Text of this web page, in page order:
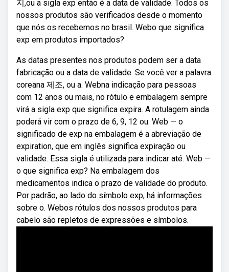
지,ou a sigla exp então é a data de validade. Todos os
nossos produtos são verificados desde o momento
que nós os recebemos no brasil. Webo que significa
exp em produtos importados?
As datas presentes nos produtos podem ser a data
fabricação ou a data de validade. Se você ver a palavra
coreana 제조, ou a. Webna indicação para pessoas
com 12 anos ou mais, no rótulo e embalagem sempre
virá a sigla exp que significa expira. A rotulagem ainda
poderá vir com o prazo de 6, 9, 12 ou. Web — o
significado de exp na embalagem é a abreviação de
expiration, que em inglês significa expiração ou
validade. Essa sigla é utilizada para indicar até. Web —
o que significa exp? Na embalagem dos
medicamentos indica o prazo de validade do produto.
Por padrão, ao lado do símbolo exp, há informações
sobre o. Webos rótulos dos nossos produtos para
cabelo são repletos de expressões e símbolos.